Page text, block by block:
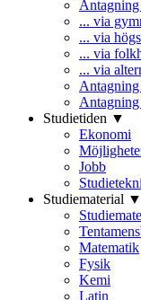
... via
... via
... via
... via
Studietiden ▼
Ekonomi
Jobb
Studiematerial ▼
Matematik
Fysik
Kemi
Latin